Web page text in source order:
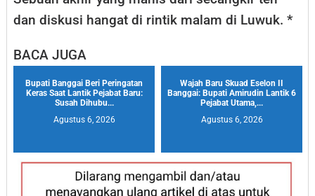
dan diskusi hangat di rintik malam di Luwuk. *
BACA JUGA
Bupati Banggai Beri Peringatan
Keras Saat Lantik Pejabat Baru:
Susah Dihubu...
Agustus 6, 2026
Wajah Baru Skuad Eselon II
Banggai: Bupati Amirudin Lantik 6
Pejabat Utama,...
Agustus 6, 2026